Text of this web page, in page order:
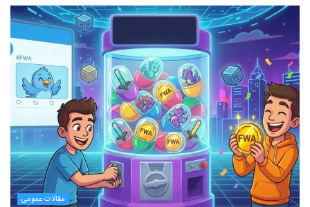
مقالات عمومی